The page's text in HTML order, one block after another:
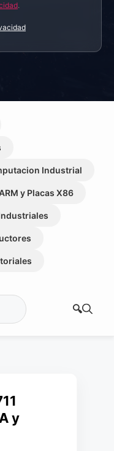
.
Industrial
y Placas X86
y